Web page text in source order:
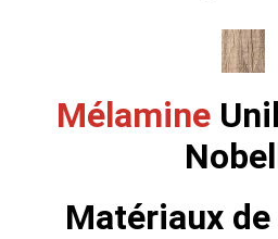
Mélamine
Matériaux